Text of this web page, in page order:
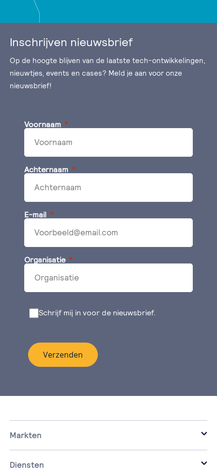
Inschrijven nieuwsbrief
Op de hoogte blijven van de laatste tech-ontwikkelingen,
nieuwtjes, events en cases? Meld je aan voor onze
nieuwsbrief!
Voornaam
Achternaam
E-mail
Organisatie
Schrijf mij in voor de nieuwsbrief.
Verzenden
Markten
it voor de zakelijke markt.
it voor corporaties.
Diensten